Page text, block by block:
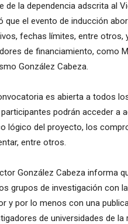
de la dependencia adscrita al
que el evento de inducción
fechas límites, entre otros,
de financiamiento, como
González Cabeza.
es abierta a todos
podrán acceder a
lógico del proyecto, los
entre otros.
González Cabeza informa
grupos de investigación con
y por lo menos con una
de universidades de